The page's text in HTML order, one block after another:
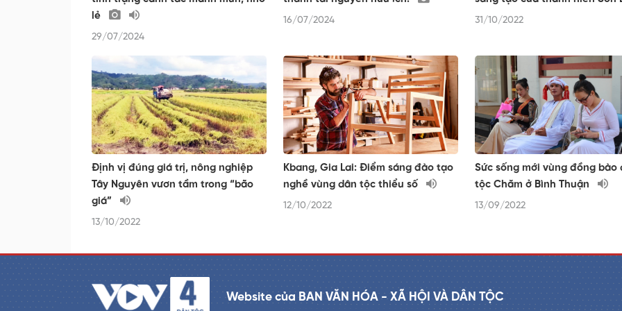
lẻ
29/07/2024
16/07/2024 31/10/2022
Định vị đúng giá trị, nông nghiệp
Tây Nguyên vươn tầm trong “bão
giá”
13/10/2022
Kbang, Gia Lai: Điểm sáng đào tạo
nghề vùng dân tộc thiểu số
12/10/2022
Sức sống mới vùng đồng bào
tộc Chăm ở Bình Thuận
13/09/2022
Website của BAN VĂN HÓA - XÃ HỘI VÀ DÂN TỘC